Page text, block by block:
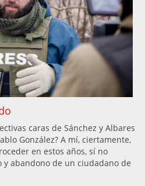
caras de Sánchez y Albares
González? A mí, ciertamente,
en estos años, sí no
y abandono de un ciudadano de